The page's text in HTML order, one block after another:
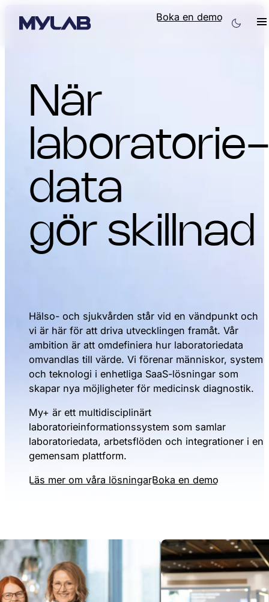
Boka en demo
När
data
gör skillnad
Hälso- och sjukvården står vid en vändpunkt och
vi är här för att driva utvecklingen framåt. Vår
ambition är att omdefiniera hur laboratoriedata
omvandlas till värde. Vi förenar människor, system
och teknologi i enhetliga SaaS-lösningar som
skapar nya möjligheter för medicinsk diagnostik.
My+ är ett multidisciplinärt
laboratorieinformationssystem som samlar
laboratoriedata, arbetsflöden och integrationer i en
gemensam plattform.
Läs mer om våra lösningarBoka en demo